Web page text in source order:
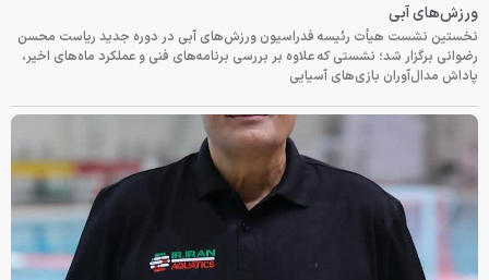
ورزش‌های آبی
نخستین نشست هیأت رئیسه فدراسیون ورزش‌های آبی در دوره جدید ریاست محسن
رضوانی برگزار شد؛ نشستی که علاوه بر بررسی برنامه‌های فنی و عملکرد ماه‌های اخیر،
پاداش مدال‌آوران بازی‌های آسیایی